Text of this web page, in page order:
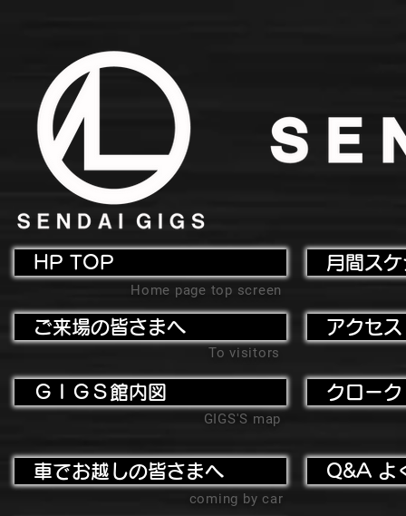
HP TOP
Home page top screen
ご来場の皆さまへ
To visitors
ＧＩＧＳ館内図
GIGS'S map
月間ス
アクセ
クローク
車でお越しの皆さまへ
coming by car
Q&A よ